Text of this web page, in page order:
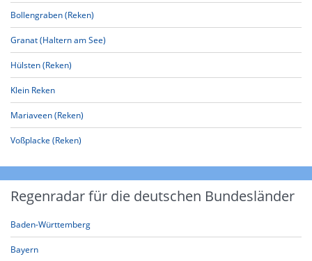
Bollengraben (Reken)
Granat (Haltern am See)
Hülsten (Reken)
Klein Reken
Mariaveen (Reken)
Voßplacke (Reken)
Regenradar für die deutschen Bundesländer
Baden-Württemberg
Bayern